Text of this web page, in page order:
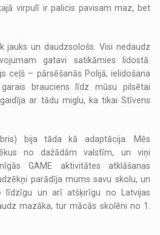
virpulī ir palicis pavisam maz, bet
jauks un daudzsološs. Visi nedaudz
gatavi satikāmies lidostā.
ceļš – pārsēšanās Polijā, ielidošana
brauciens līdz mūsu pilsētai
ar tādu miglu, ka tikai Stīvens
bija tāda kā adaptācija. Mēs
no dažādām valstīm, un viņi
GAME aktivitātes atklāšanas
parādīja mums savu skolu, un
līdzīgu un arī atšķirīgu no Latvijas
mazāka, tur mācās skolēni no 1.